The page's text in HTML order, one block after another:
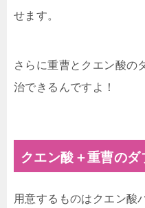
せます。
さらに重曹とクエン酸の
治できるんですよ！
クエン酸＋重曹の
用意するものはクエン酸